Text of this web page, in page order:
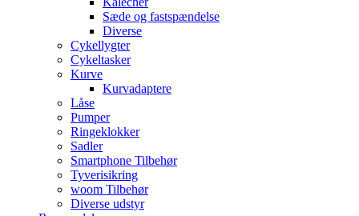
Sæde og fastspændelse
Diverse
Cykellygter
Cykeltasker
Kurve
Kurvadaptere
Låse
Pumper
Ringeklokker
Sadler
Smartphone Tilbehør
Tyverisikring
woom Tilbehør
Diverse udstyr